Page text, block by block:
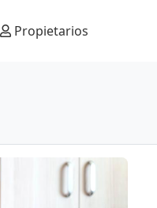
Propietarios